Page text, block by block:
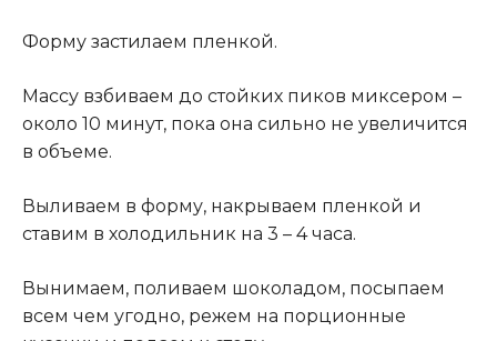
Форму застилаем пленкой.
Массу взбиваем до стойких пиков миксером –
около 10 минут, пока она сильно не увеличится
в объеме.
Выливаем в форму, накрываем пленкой и
ставим в холодильник на 3 – 4 часа.
Вынимаем, поливаем шоколадом, посыпаем
всем чем угодно, режем на порционные